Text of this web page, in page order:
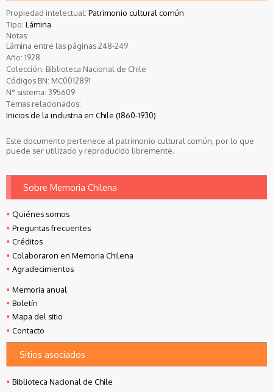
Propiedad intelectual: Patrimonio cultural común
Tipo: Lámina
Notas:
Lámina entre las páginas 248-249
Año: 1928
Colección: Biblioteca Nacional de Chile
Códigos BN: MC0012891
N° sistema: 395609
Temas relacionados:
Inicios de la industria en Chile (1860-1930)
Este documento pertenece al patrimonio cultural común, por lo que
puede ser utilizado y reproducido libremente.
Sobre Memoria Chilena
Quiénes somos
Preguntas frecuentes
Créditos
Colaboraron en Memoria Chilena
Agradecimientos
Memoria anual
Boletín
Mapa del sitio
Contacto
Sitios asociados
Biblioteca Nacional de Chile